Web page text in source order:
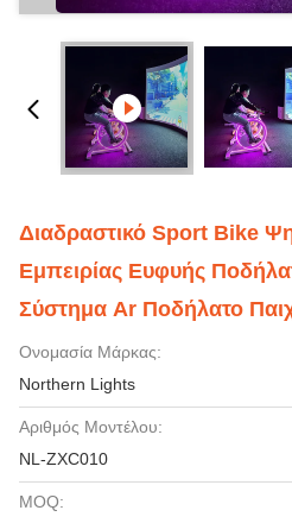
Διαδραστικό Sport Bike
Εμπειρίας Ευφυής
Σύστημα Ar Ποδήλατο
Ονομασία Μάρκας:
Northern Lights
Αριθμός Μοντέλου:
NL-ZXC010
MOQ: